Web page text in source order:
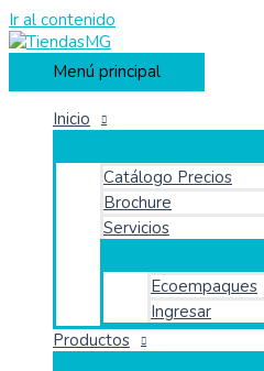
Ir al contenido
Menú principal
Inicio
Catálogo Precios
Brochure
Servicios
Ecoempaques
Ingresar
Productos